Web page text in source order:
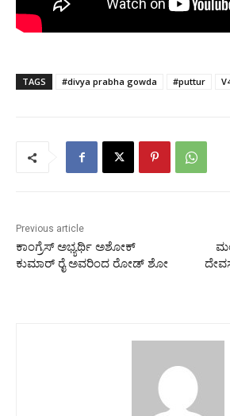
TAGS #divya prabha gowda #puttur
Previous article
ಕಾಂಗ್ರೆಸ್ ಅಭ್ಯರ್ಥಿ ಅಶೋಕ್
ಕುಮಾರ್ ರೈ ಅವರಿಂದ ರೋಡ್ ಶೋ